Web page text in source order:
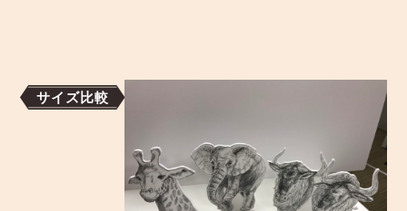
サイズ比較